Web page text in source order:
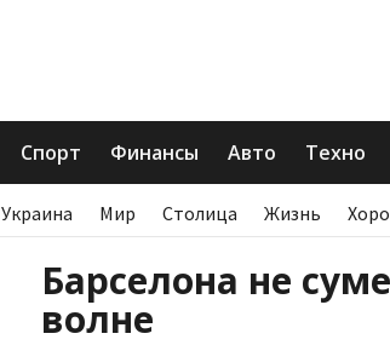
Спорт Финансы Авто Техно
Украина Мир Столица Жизнь
Барселона не
волне